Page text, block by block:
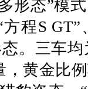
形态”模
程S GT”
。三车
，黄金比